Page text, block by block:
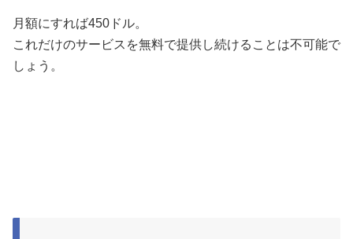
月額にすれば450ドル。
これだけのサービスを無料で提供し続けることは不可能で
しょう。